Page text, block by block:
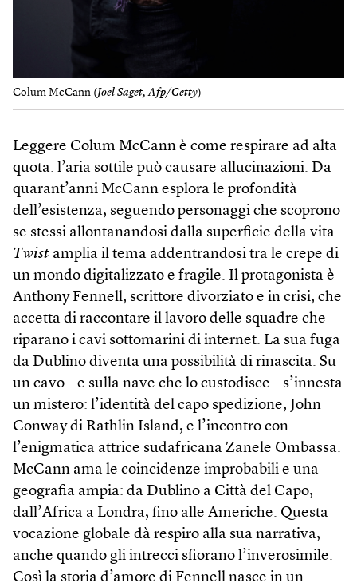
Colum McCann (Joel Saget, Afp/Getty)
Leggere Colum McCann è come respirare ad alta
quota: l’aria sottile può causare allucinazioni. Da
quarant’anni McCann esplora le profondità
dell’esistenza, seguendo personaggi che scoprono
se stessi allontanandosi dalla superficie della vita.
Twist amplia il tema addentrandosi tra le crepe di
un mondo digitalizzato e fragile. Il protagonista è
Anthony Fennell, scrittore divorziato e in crisi, che
accetta di raccontare il lavoro delle squadre che
riparano i cavi sottomarini di internet. La sua fuga
da Dublino diventa una possibilità di rinascita. Su
un cavo – e sulla nave che lo custodisce – s’innesta
un mistero: l’identità del capo spedizione, John
Conway di Rathlin Island, e l’incontro con
l’enigmatica attrice sudafricana Zanele Ombassa.
McCann ama le coincidenze improbabili e una
geografia ampia: da Dublino a Città del Capo,
dall’Africa a Londra, fino alle Americhe. Questa
vocazione globale dà respiro alla sua narrativa,
anche quando gli intrecci sfiorano l’inverosimile.
Così la storia d’amore di Fennell nasce in un